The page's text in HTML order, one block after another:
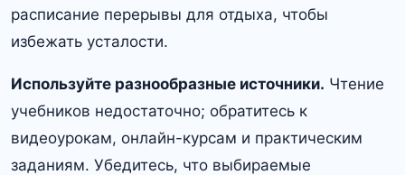
расписание перерывы для отдыха, чтобы
избежать усталости.
Используйте разнообразные источники. Чтение
учебников недостаточно; обратитесь к
видеоурокам, онлайн-курсам и практическим
заданиям. Убедитесь, что выбираемые